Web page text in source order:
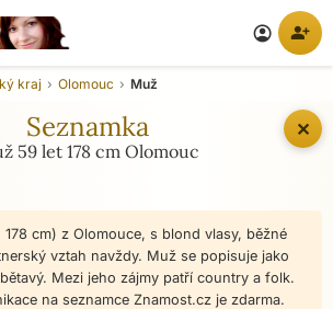
account_circle person_add
✕
kraj Olomouc Muž
Seznamka
59 let 178 cm Olomouc
cm) z Olomouce, s blond vlasy, běžné
vztah navždy. Muž se popisuje jako
Mezi jeho zájmy patří country a folk.
na seznamce Znamost.cz je zdarma.